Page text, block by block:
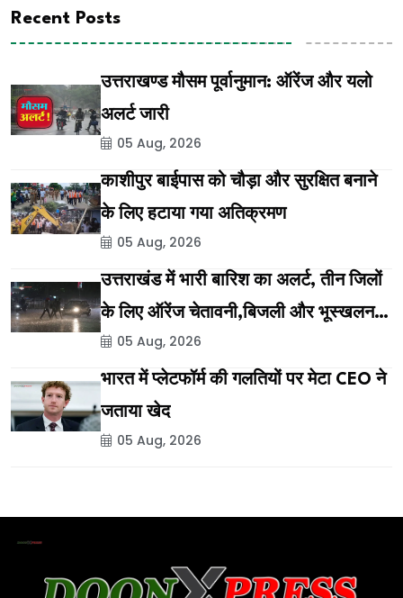
Recent Posts
उत्तराखण्ड मौसम पूर्वानुमान: ऑरेंज और यलो
अलर्ट जारी
05 Aug, 2026
काशीपुर बाईपास को चौड़ा और सुरक्षित बनाने
के लिए हटाया गया अतिक्रमण
05 Aug, 2026
उत्तराखंड में भारी बारिश का अलर्ट, तीन जिलों
के लिए ऑरेंज चेतावनी,बिजली और भूस्खलन
का भी खतरा
05 Aug, 2026
भारत में प्लेटफॉर्म की गलतियों पर मेटा CEO ने
जताया खेद
05 Aug, 2026